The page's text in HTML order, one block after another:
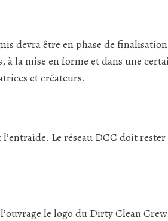
devra être en phase de
la mise en forme et dans une
et créateurs.
Le réseau DCC doit
le logo du Dirty Clean